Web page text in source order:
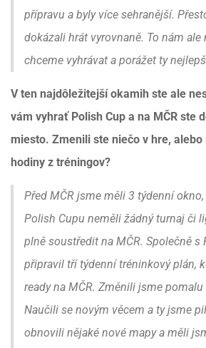
přípravu a byly více sehranější.
dokázali hrát vyrovnaně. To nám ale
chceme vyhrávat a porážet ty
V ten najdôležitejší okamih ste ale
vám vyhrať Polish Cup a na MČR ste
miesto. Zmenili ste niečo v hre,
hodiny z tréningov?
Před MČR jsme měli 3 týdenní
Polish Cupu neměli žádný turnaj či
plně soustředit na MČR. Společně s
připravil tří týdenní tréninkový plán,
ready na MČR. Změnili jsme pomalu
Naučili se novým věcem a ty jsme
obnovili nějaké nové mapy a měli